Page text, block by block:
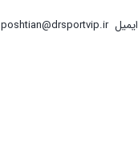
ایمیلposhtian@drsportvip.ir